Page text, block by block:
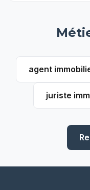
agent
juriste